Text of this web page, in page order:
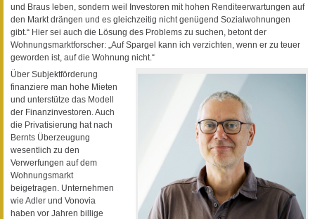
und Braus leben, sondern weil Investoren mit hohen Renditeerwartungen auf
den Markt drängen und es gleichzeitig nicht genügend Sozialwohnungen
gibt.“ Hier sei auch die Lösung des Problems zu suchen, betont der
Wohnungsmarktforscher: „Auf Spargel kann ich verzichten, wenn er zu teuer
geworden ist, auf die Wohnung nicht.“
Über Subjektförderung
finanziere man hohe Mieten
und unterstütze das Modell
der Finanzinvestoren. Auch
die Privatisierung hat nach
Bernts Überzeugung
wesentlich zu den
Verwerfungen auf dem
Wohnungsmarkt
beigetragen. Unternehmen
wie Adler und Vonovia
haben vor Jahren billige